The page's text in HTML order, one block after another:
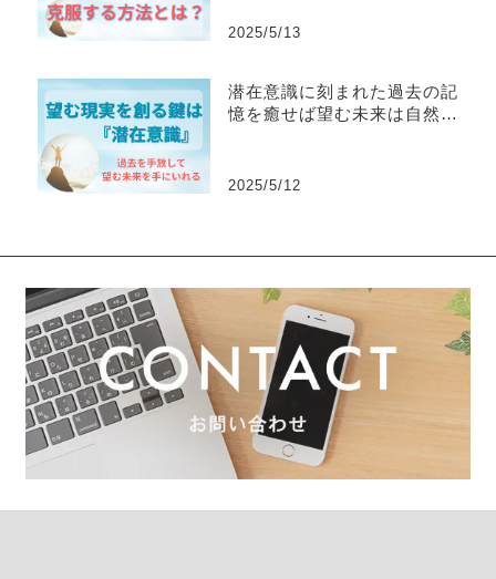
2025/5/13
潜在意識に刻まれた過去の記
憶を癒せば望む未来は自然に
2025/5/12